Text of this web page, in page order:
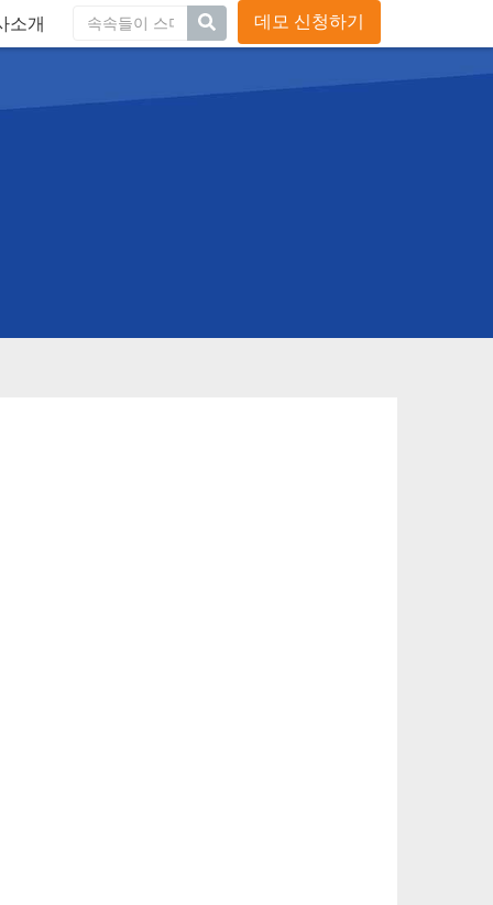
블로그 채용 연락처
소개 데모 신청하기